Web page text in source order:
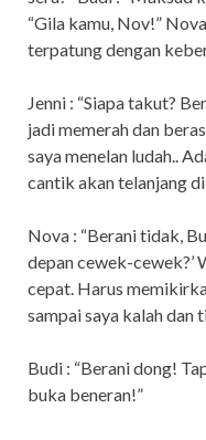
“Gila kamu, Nov!”
terpatung dengan
Jenni : “Siapa takut?
jadi memerah dan
saya menelan ludah..
cantik akan telanjang di
Nova : “Berani tidak,
depan cewek-cewek?’
cepat. Harus
sampai saya kalah dan
Budi : “Berani dong!
buka beneran!”